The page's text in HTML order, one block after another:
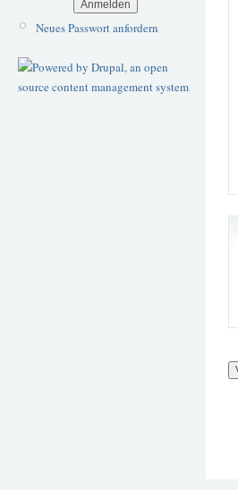
Neues Passwort anfordern